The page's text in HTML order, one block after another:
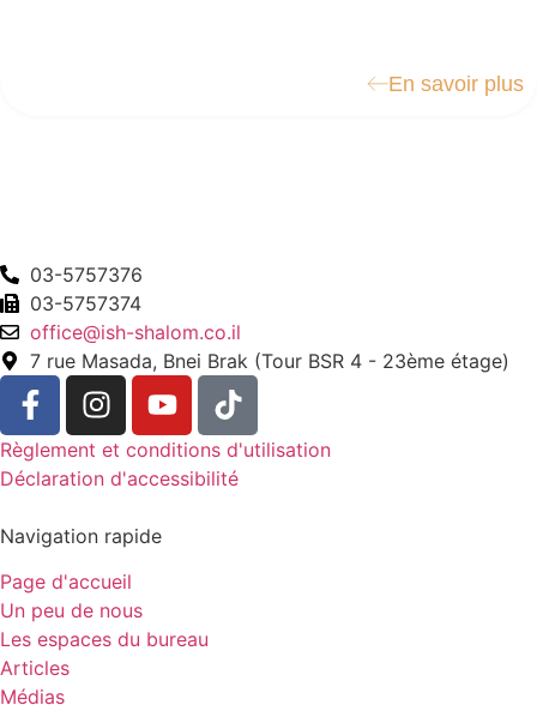
En savoir plus
03-5757376
03-5757374
office@ish-shalom.co.il
7 rue Masada, Bnei Brak (Tour BSR 4 - 23ème étage)
Règlement et conditions d'utilisation
Déclaration d'accessibilité
Navigation rapide
Page d'accueil
Un peu de nous
Les espaces du bureau
Articles
Médias